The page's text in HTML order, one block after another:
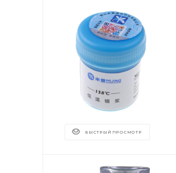
БЫСТРЫЙ ПРОСМОТР